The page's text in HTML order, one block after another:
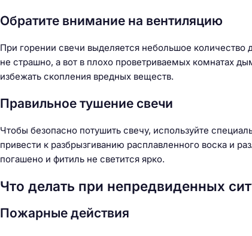
Обратите внимание на вентиляцию
При горении свечи выделяется небольшое
не страшно, а вот в плохо проветриваемых комнатах
избежать скопления вредных веществ.
Правильное тушение свечи
Чтобы безопасно потушить свечу, используйте
привести к разбрызгиванию расплавленного воска и
погашено и фитиль не светится ярко.
Что делать при непредвиденных
Пожарные действия